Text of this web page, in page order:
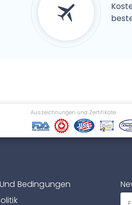
Auszeichnungen und Zertifikate
Bedingungen